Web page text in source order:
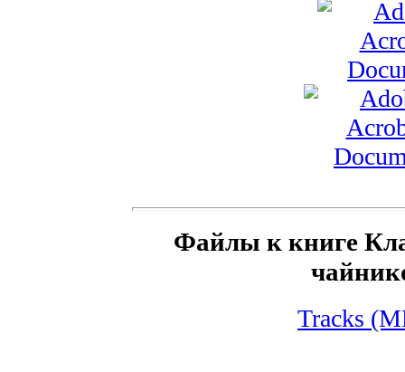
Файлы к книге
Tracks